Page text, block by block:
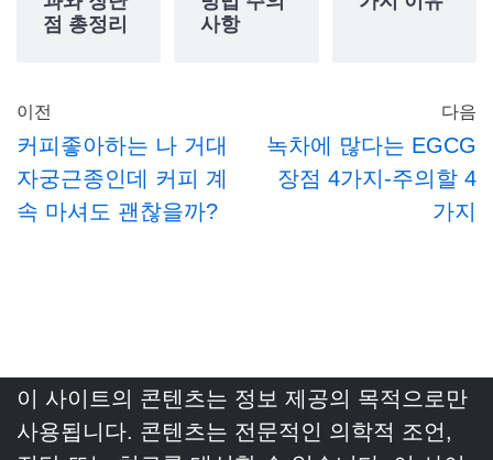
점 총정리
사항
이전
커피좋아하는 나 거대
자궁근종인데 커피 계
속 마셔도 괜찮을까?
다음
녹차에 많다는 EGCG
장점 4가지-주의할 4
가지
이 사이트의 콘텐츠는 정보 제공의 목적으로만
사용됩니다. 콘텐츠는 전문적인 의학적 조언,